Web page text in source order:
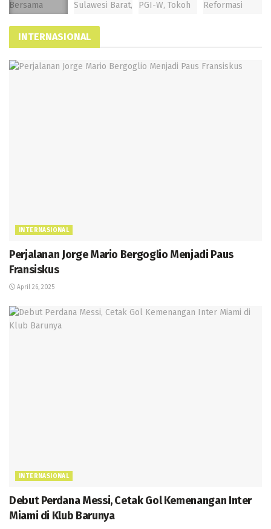
INTERNASIONAL
INTERNASIONAL
Perjalanan Jorge Mario Bergoglio Menjadi Paus
Fransiskus
April 26, 2025
INTERNASIONAL
Debut Perdana Messi, Cetak Gol Kemenangan Inter
Miami di Klub Barunya